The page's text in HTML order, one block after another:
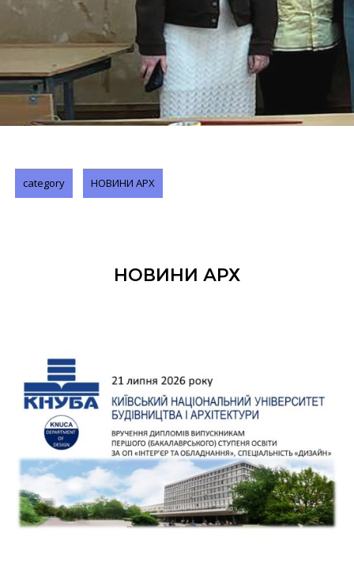
category НОВИНИ АРХ
НОВИНИ АРХ